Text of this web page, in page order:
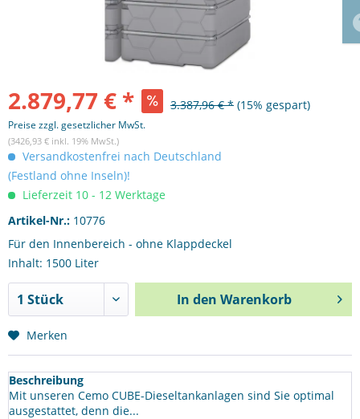
2.879,77 € * 3.387,96 € * (15% gespart)
Preise zzgl. gesetzlicher MwSt.
(3426,93 € inkl. 19% MwSt.)
Versandkostenfrei nach Deutschland
(Festland ohne Inseln)!
Lieferzeit 10 - 12 Werktage
Artikel-Nr.: 10776
Für den Innenbereich - ohne Klappdeckel
Inhalt: 1500 Liter
In den Warenkorb
Merken
Beschreibung
Mit unseren Cemo CUBE-Dieseltankanlagen sind Sie optimal
ausgestattet, denn die...